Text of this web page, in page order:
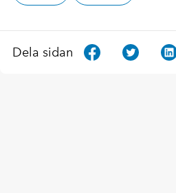
Dela sidan